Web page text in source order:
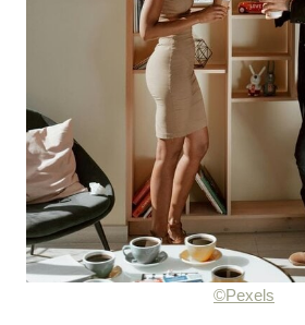
©Pexels